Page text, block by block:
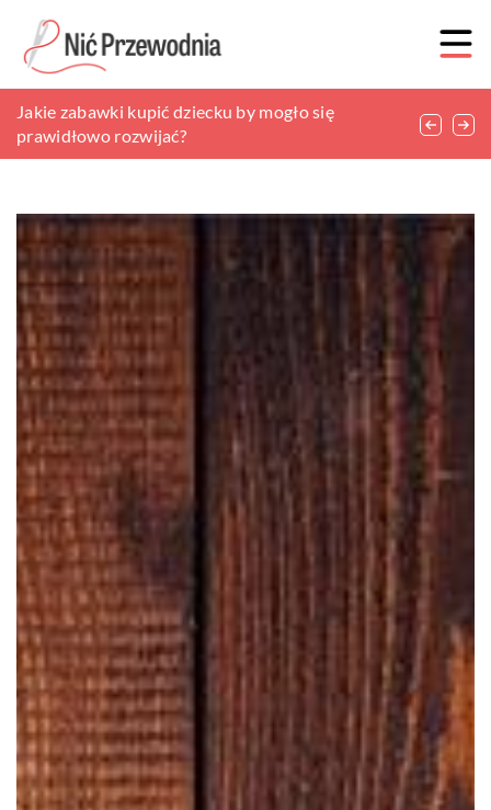
Nietuzinkowe dodatki do jadalni
Jakie zabawki kupić dziecku by mogło się
prawidłowo rozwijać?
Jak ubrana powinna być dziewczynka na swoją
komunię?